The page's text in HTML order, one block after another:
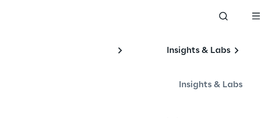
Insights & Labs
Insights & Labs